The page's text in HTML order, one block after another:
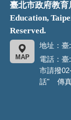
臺北市政府教
Education,
Reserved.
地址：臺
MAP
電話：臺
市請撥
話" 傳真